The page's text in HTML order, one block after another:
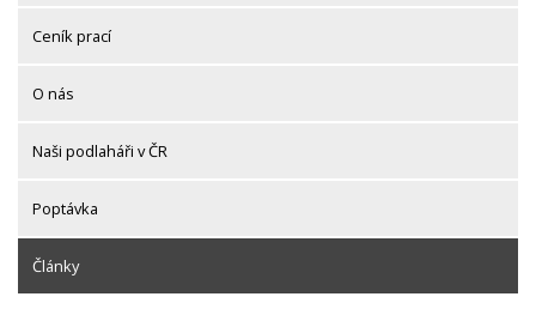
Ceník prací
O nás
Naši podlaháři v ČR
Poptávka
Články